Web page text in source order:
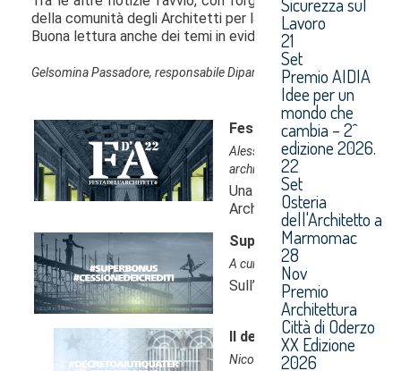
Lavoro
21
Set
Premio AIDIA
Idee per un
mondo che
cambia – 2^
edizione 2026.
22
Set
Osteria
dell'Architetto a
Marmomac
28
Nov
Premio
Architettura
Città di Oderzo
XX Edizione
2026